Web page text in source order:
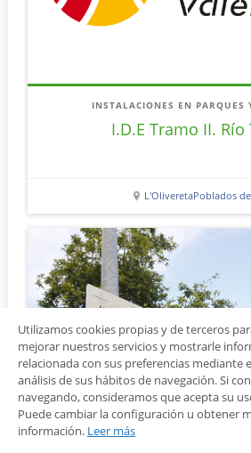
INSTALACIONES EN PARQUES
I.D.E Tramo II. Río
L'OliveretaPoblados
Utilizamos cookies propias y de terceros
mejorar nuestros servicios y mostrarle
relacionada con sus preferencias mediante
análisis de sus hábitos de navegación. Si
navegando, consideramos que acepta su
Puede cambiar la configuración u obtener
información. Leer más